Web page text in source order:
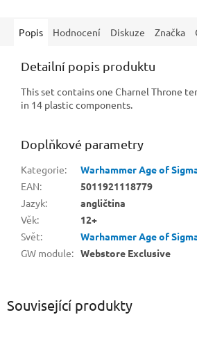
Související produkty
Popis Hodnocení Diskuze Značka
Detailní popis produktu
This set contains one Charnel Throne
in 14 plastic components.
Doplňkové parametry
Kategorie:
Warhammer Age of
EAN:
5011921118779
Jazyk:
angličtina
Věk:
12+
Svět:
Warhammer Age of
GW module: Webstore Exclusive